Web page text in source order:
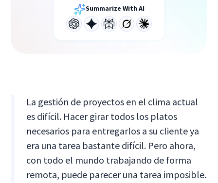
Summarize With AI
La gestión de proyectos en el clima actual
es difícil. Hacer girar todos los platos
necesarios para entregarlos a su cliente ya
era una tarea bastante difícil. Pero ahora,
con todo el mundo trabajando de forma
remota, puede parecer una tarea imposible.